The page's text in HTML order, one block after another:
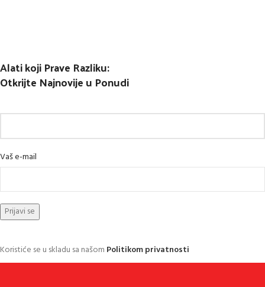
Alati koji Prave Razliku:
Otkrijte Najnovije u Ponudi
Vaš e-mail
Koristiće se u skladu sa našom Politikom privatnosti